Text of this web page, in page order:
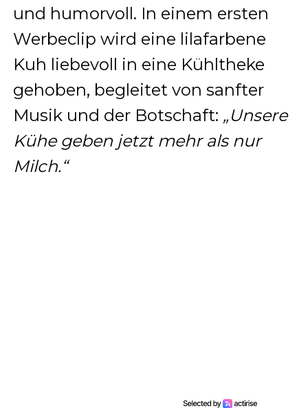
und humorvoll. In einem ersten
Werbeclip wird eine lilafarbene
Kuh liebevoll in eine Kühltheke
gehoben, begleitet von sanfter
Musik und der Botschaft: „Unsere
Kühe geben jetzt mehr als nur
Milch.“